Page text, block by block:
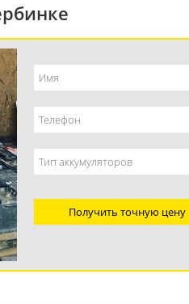
Получить точную цену